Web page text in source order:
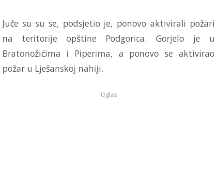
Juče su su se, podsjetio je, ponovo aktivirali požari
na teritorije opštine Podgorica. Gorjelo je u
Bratonožićima i Piperima, a ponovo se aktivirao
požar u Lješanskoj nahiji.
Oglas